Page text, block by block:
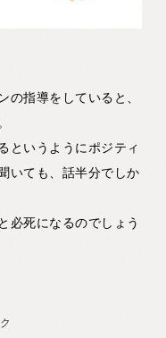
の指導をしていると、
というようにポジティ
いても、話半分でしか
必死になるのでしょう